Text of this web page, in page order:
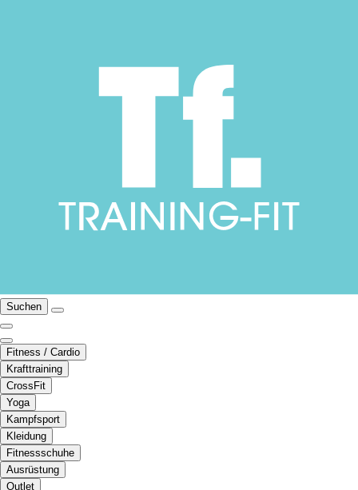
Suchen
Fitness / Cardio
Krafttraining
CrossFit
Yoga
Kampfsport
Kleidung
Fitnessschuhe
Ausrüstung
Outlet